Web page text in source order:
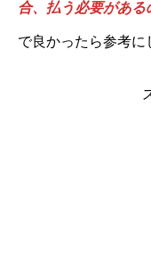
合、払う必要がある
で良かったら参考に